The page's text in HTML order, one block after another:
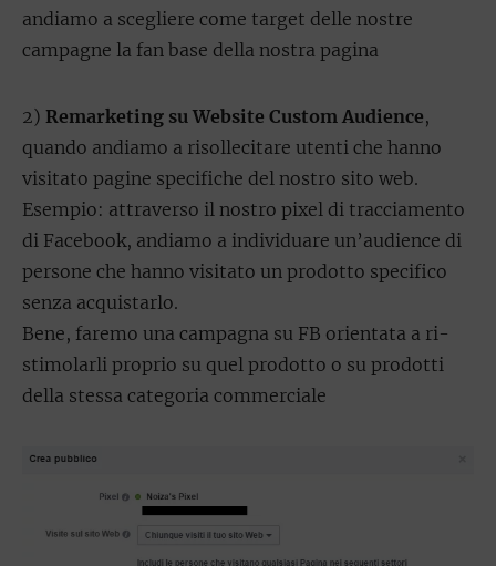
andiamo a scegliere come target delle nostre
campagne la fan base della nostra pagina
2) Remarketing su Website Custom Audience,
quando andiamo a risollecitare utenti che hanno
visitato pagine specifiche del nostro sito web.
Esempio: attraverso il nostro pixel di tracciamento
di Facebook, andiamo a individuare un’audience di
persone che hanno visitato un prodotto specifico
senza acquistarlo.
Bene, faremo una campagna su FB orientata a ri-
stimolarli proprio su quel prodotto o su prodotti
della stessa categoria commerciale